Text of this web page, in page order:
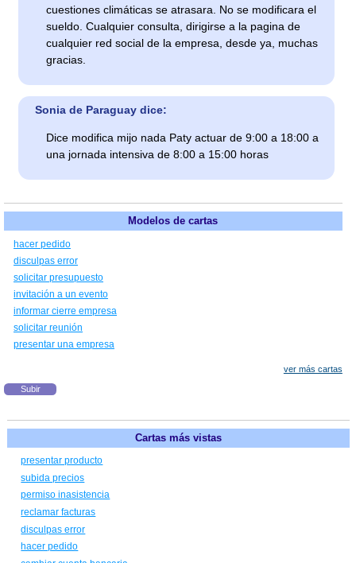
cuestiones climáticas se atrasara. No se modificara el
sueldo. Cualquier consulta, dirigirse a la pagina de
cualquier red social de la empresa, desde ya, muchas
gracias.
Sonia de Paraguay dice:
Dice modifica mijo nada Paty actuar de 9:00 a 18:00 a
una jornada intensiva de 8:00 a 15:00 horas
Modelos de cartas
hacer pedido
disculpas error
solicitar presupuesto
invitación a un evento
informar cierre empresa
solicitar reunión
presentar una empresa
ver más cartas
Subir
Cartas más vistas
presentar producto
subida precios
permiso inasistencia
reclamar facturas
disculpas error
hacer pedido